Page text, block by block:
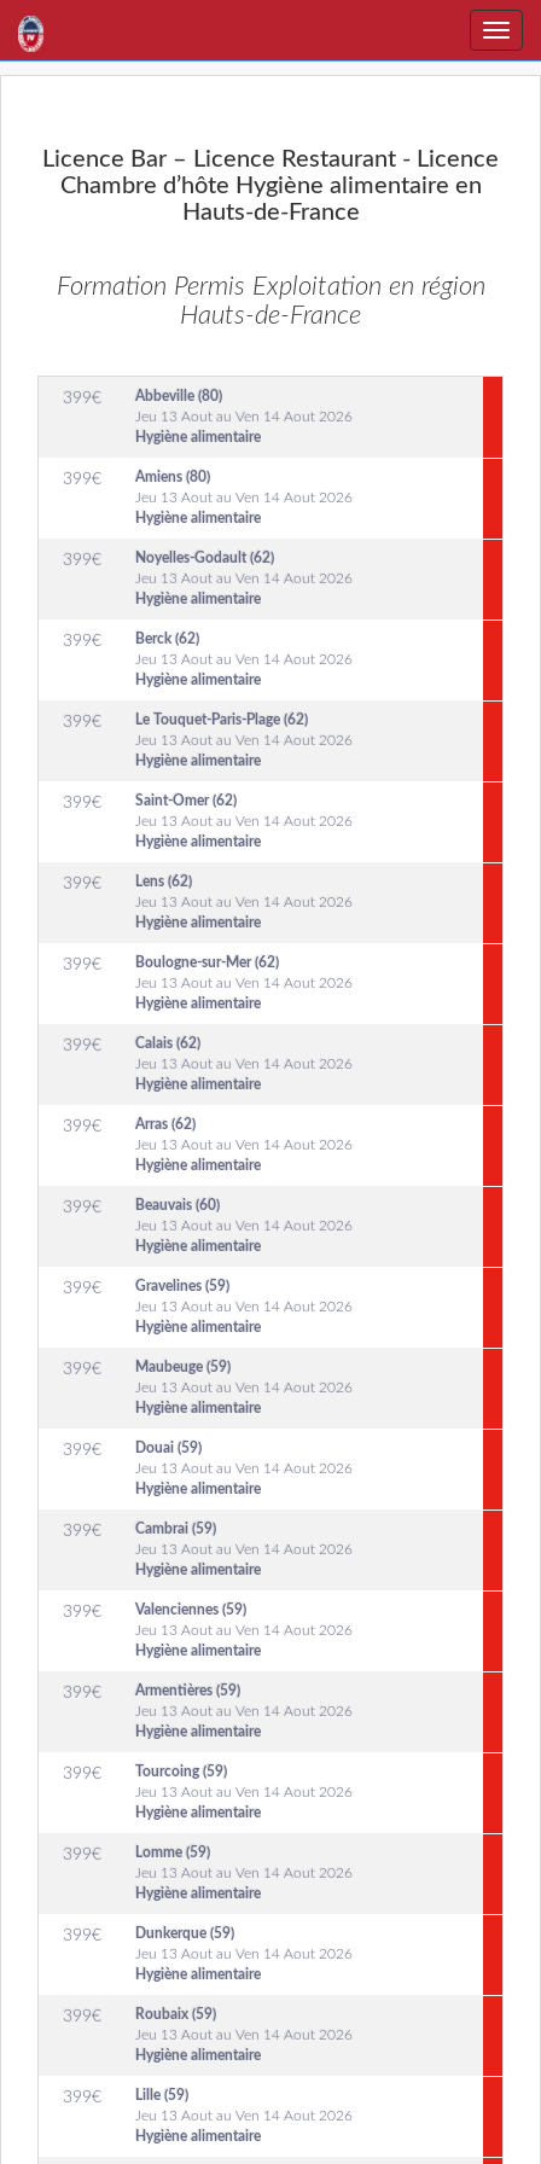
Toggle
Licence Bar – Licence Restaurant - Licence
Chambre d’hôte Hygiène alimentaire en
Hauts-de-France
Formation Permis Exploitation en région
Hauts-de-France
399€
Abbeville (80)
Jeu 13 Aout au Ven 14 Aout 2026
Hygiène alimentaire
399€
Amiens (80)
Jeu 13 Aout au Ven 14 Aout 2026
Hygiène alimentaire
399€
Noyelles-Godault (62)
Jeu 13 Aout au Ven 14 Aout 2026
Hygiène alimentaire
399€
Berck (62)
Jeu 13 Aout au Ven 14 Aout 2026
Hygiène alimentaire
399€
Le Touquet-Paris-Plage (62)
Jeu 13 Aout au Ven 14 Aout 2026
Hygiène alimentaire
399€
Saint-Omer (62)
Jeu 13 Aout au Ven 14 Aout 2026
Hygiène alimentaire
399€
Lens (62)
Jeu 13 Aout au Ven 14 Aout 2026
Hygiène alimentaire
399€
Boulogne-sur-Mer (62)
Jeu 13 Aout au Ven 14 Aout 2026
Hygiène alimentaire
399€
Calais (62)
Jeu 13 Aout au Ven 14 Aout 2026
Hygiène alimentaire
399€
Arras (62)
Jeu 13 Aout au Ven 14 Aout 2026
Hygiène alimentaire
399€
Beauvais (60)
Jeu 13 Aout au Ven 14 Aout 2026
Hygiène alimentaire
399€
Gravelines (59)
Jeu 13 Aout au Ven 14 Aout 2026
Hygiène alimentaire
399€
Maubeuge (59)
Jeu 13 Aout au Ven 14 Aout 2026
Hygiène alimentaire
399€
Douai (59)
Jeu 13 Aout au Ven 14 Aout 2026
Hygiène alimentaire
399€
Cambrai (59)
Jeu 13 Aout au Ven 14 Aout 2026
Hygiène alimentaire
399€
Valenciennes (59)
Jeu 13 Aout au Ven 14 Aout 2026
Hygiène alimentaire
399€
Armentières (59)
Jeu 13 Aout au Ven 14 Aout 2026
Hygiène alimentaire
399€
Tourcoing (59)
Jeu 13 Aout au Ven 14 Aout 2026
Hygiène alimentaire
399€
Lomme (59)
Jeu 13 Aout au Ven 14 Aout 2026
Hygiène alimentaire
399€
Dunkerque (59)
Jeu 13 Aout au Ven 14 Aout 2026
Hygiène alimentaire
399€
Roubaix (59)
Jeu 13 Aout au Ven 14 Aout 2026
Hygiène alimentaire
399€
Lille (59)
Jeu 13 Aout au Ven 14 Aout 2026
Hygiène alimentaire